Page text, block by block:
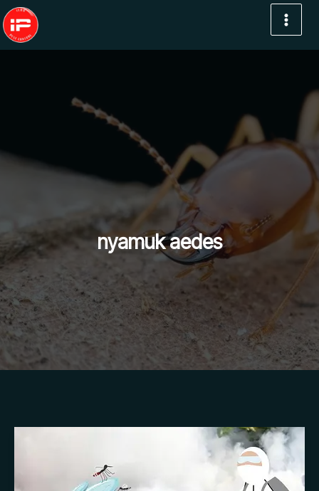
Lewati
ke
konten
nyamuk aedes